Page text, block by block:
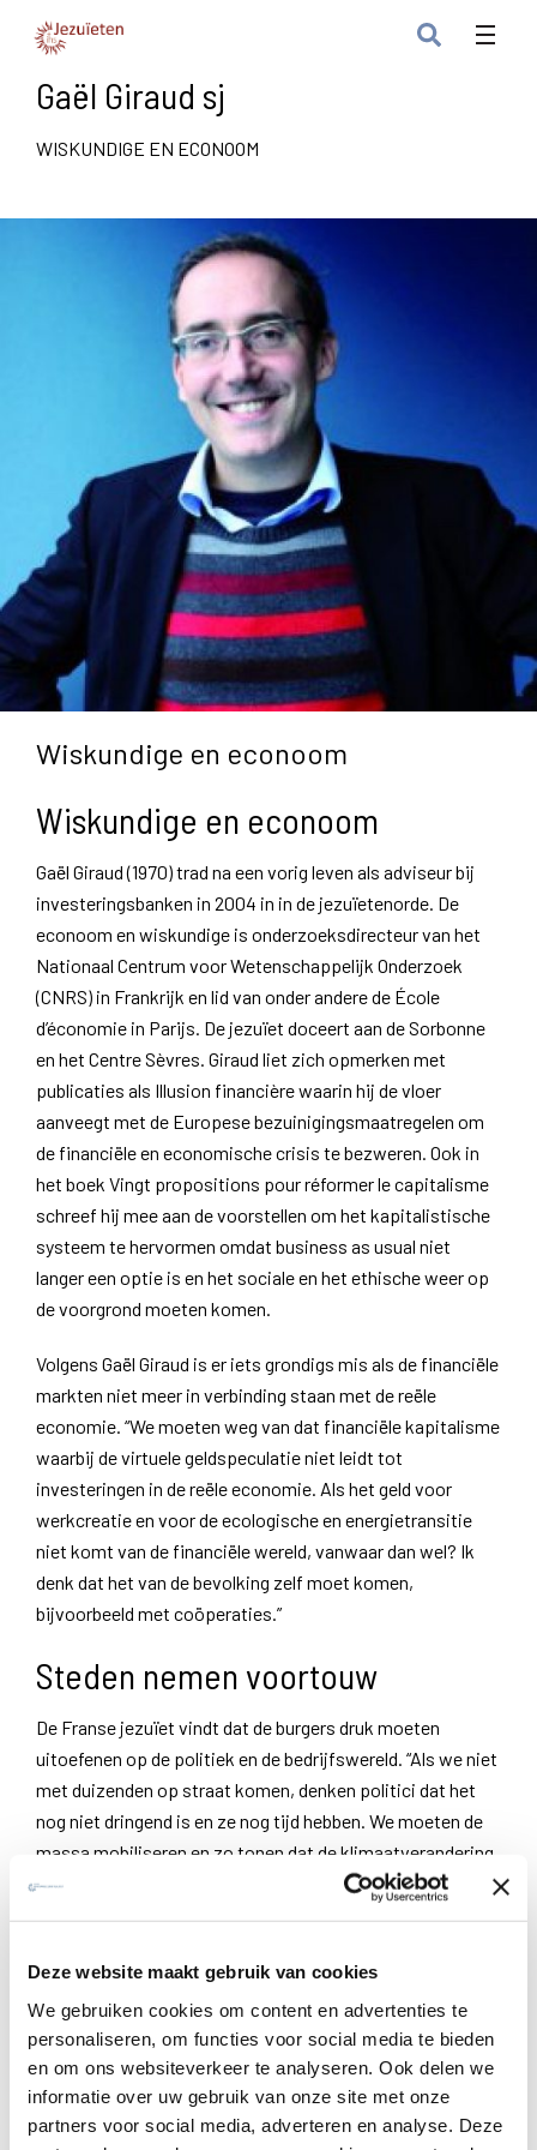
Deze website maakt gebruik van cookies
We gebruiken cookies om content en advertenties te
personaliseren, om functies voor social media te bieden
en om ons websiteverkeer te analyseren. Ook delen we
informatie over uw gebruik van onze site met onze
partners voor social media, adverteren en analyse. Deze
Gaël Giraud sj
WISKUNDIGE EN ECONOOM
Wiskundige en econoom
Wiskundige en econoom
Gaël Giraud (1970) trad na een vorig leven als adviseur bij
investeringsbanken in 2004 in in de jezuïetenorde. De
econoom en wiskundige is onderzoeksdirecteur van het
Nationaal Centrum voor Wetenschappelijk Onderzoek
(CNRS) in Frankrijk en lid van onder andere de École
d’économie in Parijs. De jezuïet doceert aan de Sorbonne
en het Centre Sèvres. Giraud liet zich opmerken met
publicaties als Illusion financière waarin hij de vloer
aanveegt met de Europese bezuinigingsmaatregelen om
de financiële en economische crisis te bezweren. Ook in
het boek Vingt propositions pour réformer le capitalisme
schreef hij mee aan de voorstellen om het kapitalistische
systeem te hervormen omdat business as usual niet
langer een optie is en het sociale en het ethische weer op
de voorgrond moeten komen.
Volgens Gaël Giraud is er iets grondigs mis als de financiële
markten niet meer in verbinding staan met de reële
economie. “We moeten weg van dat financiële kapitalisme
waarbij de virtuele geldspeculatie niet leidt tot
investeringen in de reële economie. Als het geld voor
werkcreatie en voor de ecologische en energietransitie
niet komt van de financiële wereld, vanwaar dan wel? Ik
denk dat het van de bevolking zelf moet komen,
bijvoorbeeld met coöperaties.”
Steden nemen voortouw
De Franse jezuïet vindt dat de burgers druk moeten
uitoefenen op de politiek en de bedrijfswereld. “Als we niet
met duizenden op straat komen, denken politici dat het
nog niet dringend is en ze nog tijd hebben. We moeten de
massa mobiliseren en zo tonen dat de klimaatverandering
nu een aanpak vereist. De duurzame transities kunnen niet
omslag door te voeren. Positief is dat veel steden het
voortouw nemen en in hun mobiliteits- en energiebeleid
het goede voorbeeld geven.”
Angst